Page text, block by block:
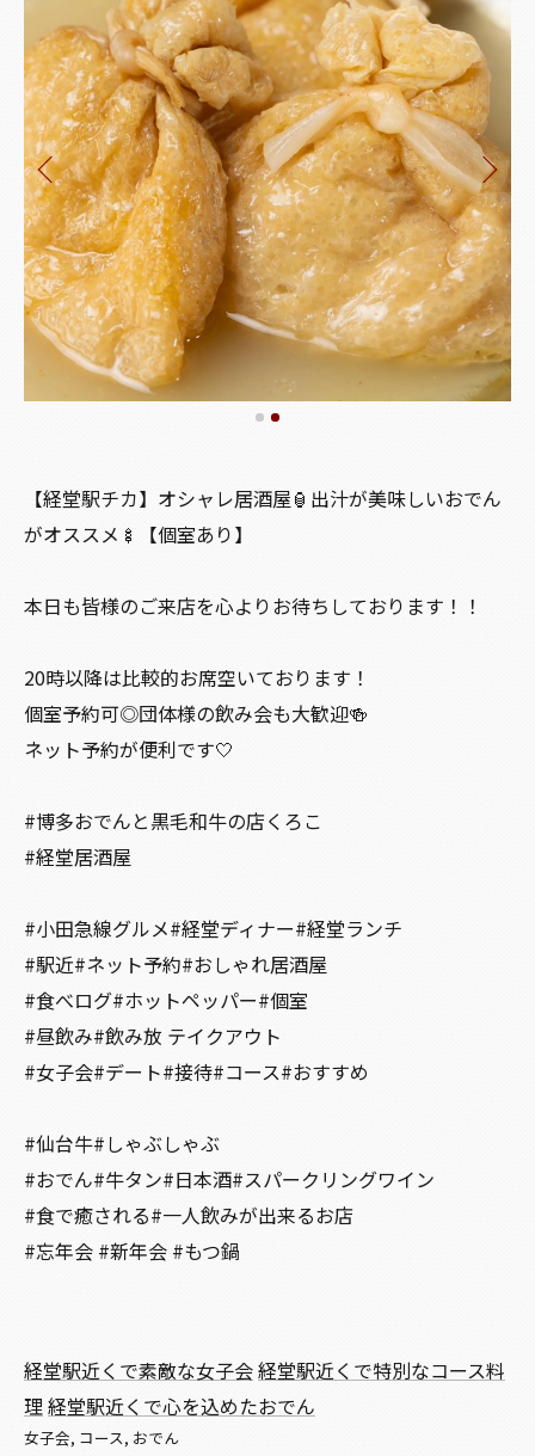
【経堂駅チカ】オシャレ居酒屋🏮出汁が美味しいおでん
がオススメ🍢【個室あり】
本日も皆様のご来店を心よりお待ちしております！！
20時以降は比較的お席空いております！
個室予約可◎団体様の飲み会も大歓迎🍻
ネット予約が便利です🤍
#博多おでんと黒毛和牛の店くろこ
#経堂居酒屋
#小田急線グルメ#経堂ディナー#経堂ランチ
#駅近#ネット予約#おしゃれ居酒屋
#食べログ#ホットペッパー#個室
#昼飲み#飲み放 テイクアウト
#女子会#デート#接待#コース#おすすめ
#仙台牛#しゃぶしゃぶ
#おでん#牛タン#日本酒#スパークリングワイン
#食で癒される#一人飲みが出来るお店
#忘年会 #新年会 #もつ鍋
経堂駅近くで素敵な女子会経堂駅近くで特別なコース料
理経堂駅近くで心を込めたおでん
女子会 コース おでん